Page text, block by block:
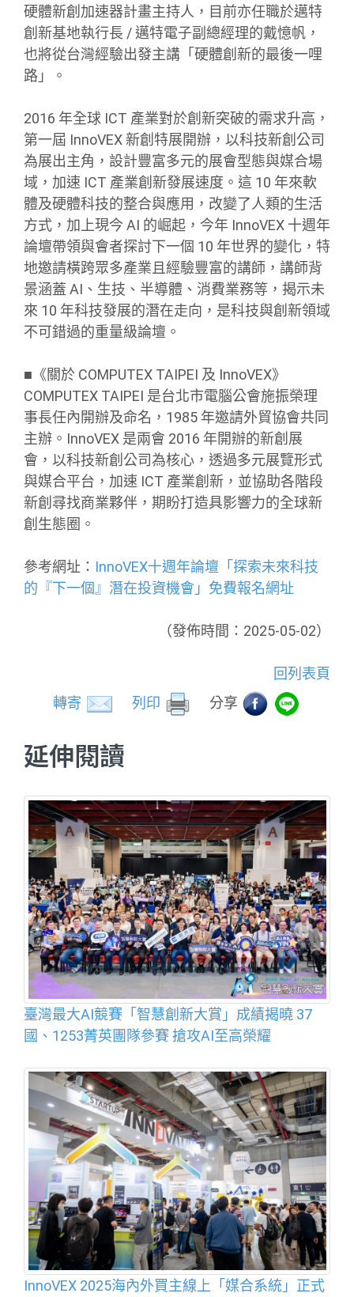
硬體新創加速器計畫主持人，目前亦任職於邁特
創新基地執行長 / 邁特電子副總經理的戴憶帆，
也將從台灣經驗出發主講「硬體創新的最後一哩
路」。
2016 年全球 ICT 產業對於創新突破的需求升高，
第一屆 InnoVEX 新創特展開辦，以科技新創公司
為展出主角，設計豐富多元的展會型態與媒合場
域，加速 ICT 產業創新發展速度。這 10 年來軟
體及硬體科技的整合與應用，改變了人類的生活
方式，加上現今 AI 的崛起，今年 InnoVEX 十週年
論壇帶領與會者探討下一個 10 年世界的變化，特
地邀請橫跨眾多產業且經驗豐富的講師，講師背
景涵蓋 AI、生技、半導體、消費業務等，揭示未
來 10 年科技發展的潛在走向，是科技與創新領域
不可錯過的重量級論壇。
■《關於 COMPUTEX TAIPEI 及 InnoVEX》
COMPUTEX TAIPEI 是台北市電腦公會施振榮理
事長任內開辦及命名，1985 年邀請外貿協會共同
主辦。InnoVEX 是兩會 2016 年開辦的新創展
會，以科技新創公司為核心，透過多元展覽形式
與媒合平台，加速 ICT 產業創新，並協助各階段
新創尋找商業夥伴，期盼打造具影響力的全球新
創生態圈。
參考網址： InnoVEX十週年論壇「探索未來科技
的『下一個』潛在投資機會」免費報名網址
（發佈時間：2025-05-02）
回列表頁
轉寄
列印 分享
延伸閱讀
臺灣最大AI競賽「智慧創新大賞」成績揭曉 37
國、1253菁英團隊參賽 搶攻AI至高榮耀
InnoVEX 2025海內外買主線上「媒合系統」正式